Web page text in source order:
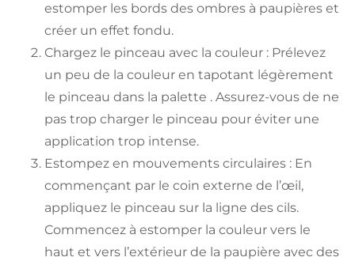
estomper les bords des ombres à paupières et
créer un effet fondu.
Chargez le pinceau avec la couleur : Prélevez
un peu de la couleur en tapotant légèrement
le pinceau dans la palette . Assurez-vous de ne
pas trop charger le pinceau pour éviter une
application trop intense.
Estompez en mouvements circulaires : En
commençant par le coin externe de l’œil,
appliquez le pinceau sur la ligne des cils.
Commencez à estomper la couleur vers le
haut et vers l’extérieur de la paupière avec des